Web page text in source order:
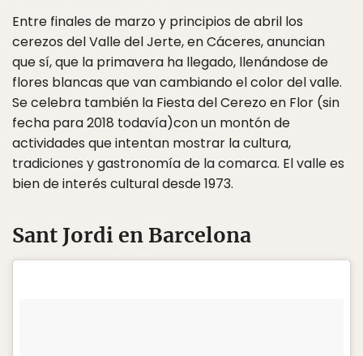
Entre finales de marzo y principios de abril los
cerezos del Valle del Jerte, en Cáceres, anuncian
que sí, que la primavera ha llegado, llenándose de
flores blancas que van cambiando el color del valle.
Se celebra también la Fiesta del Cerezo en Flor (sin
fecha para 2018 todavía)con un montón de
actividades que intentan mostrar la cultura,
tradiciones y gastronomía de la comarca. El valle es
bien de interés cultural desde 1973.
Sant Jordi en Barcelona